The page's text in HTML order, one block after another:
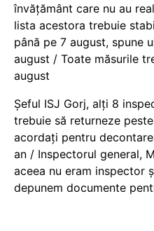
învățământ care nu au
lista acestora trebuie
până pe 7 august, spune
august / Toate măsurile
august
Șeful ISJ Gorj, alți 8
trebuie să returneze
acordați pentru
an / Inspectorul general,
aceea nu eram inspector
depunem documente